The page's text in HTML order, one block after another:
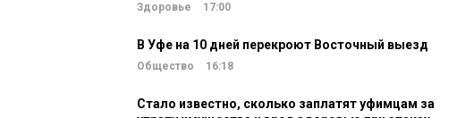
Здоровье 17:00
В Уфе на 10 дней перекроют Восточный выезд
Общество 16:18
Стало известно, сколько заплатят уфимцам за